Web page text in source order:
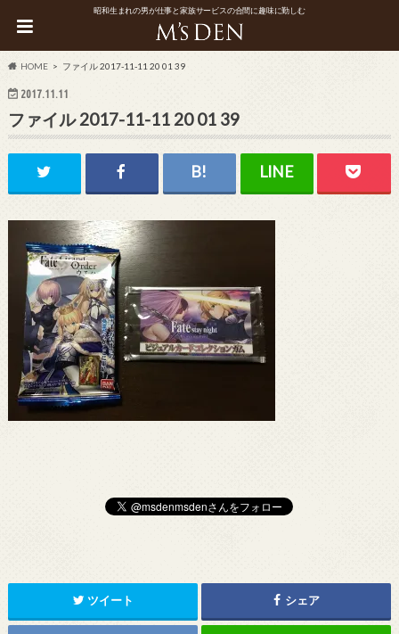
昭和生まれの男が仕事と家族サービスの合間に趣味に勤しむ
HOME ファイル 2017-11-11 20 01 39
2017.11.11
ファイル 2017-11-11 20 01 39
ツイート シェア